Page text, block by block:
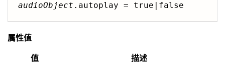
audioObject .autoplay = true|false
属性值
值
描述